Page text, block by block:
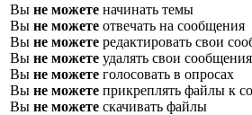
Вы не можете начинать темы
Вы не можете отвечать на сообщения
Вы не можете редактировать свои
Вы не можете удалять свои сообщения
Вы не можете голосовать в опросах
Вы не можете прикреплять файлы к
Вы не можете скачивать файлы